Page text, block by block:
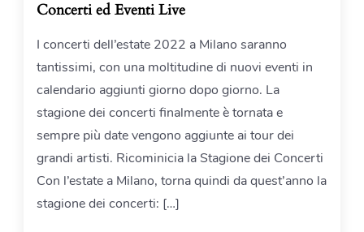
Concerti ed Eventi Live
I concerti dell’estate 2022 a Milano saranno
tantissimi, con una moltitudine di nuovi eventi in
calendario aggiunti giorno dopo giorno. La
stagione dei concerti finalmente è tornata e
sempre più date vengono aggiunte ai tour dei
grandi artisti. Ricominicia la Stagione dei Concerti
Con l’estate a Milano, torna quindi da quest’anno la
stagione dei concerti: […]